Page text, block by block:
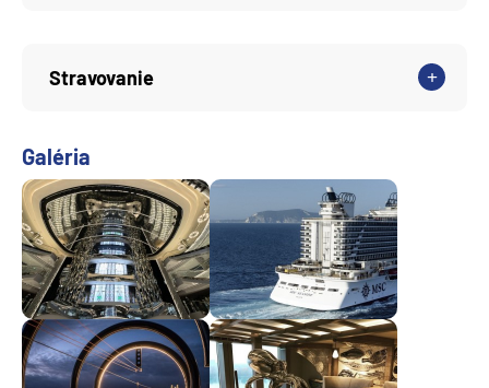
Stravovanie
Galéria